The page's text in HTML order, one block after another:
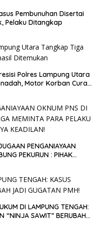
Pembunuhan Disertai
Pelaku Ditangkap
Polres Lampung Utara
Motor Korban Curat
PENGANIAYAAN
PEKURUN : PIHAK
DI LAMPUNG TENGAH:
“NINJA SAWIT” BERUBAH